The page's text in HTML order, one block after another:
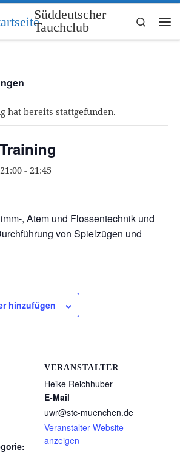
Süddeutscher
Tauchclub
Search
hat bereits stattgefunden.
- 21:45
, Atem und Flossentechnik und
von Spielzügen und
hinzufügen
VERANSTALTER
Heike Reichhuber
E-Mail
uwr@stc-muenchen.de
Veranstalter-Website
anzeigen